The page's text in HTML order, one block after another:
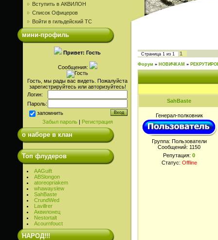
Вступить в АКВИЛОН
Список Офицеров
Войти в гильдейский ТС
мини-профиль
Привет: Гость
Сообщения:
Гость, мы рады вас видеть. Пожалуйста
зарегистрируйтесь или авторизуйтесь!
Логин:
Пароль:
запомнить
Забыл пароль| Регистрация
о наборе в клан
Топ флудеров
AAGuift
ABSlongon
atoreopriakem
whawayslew
SahBaste
CrundWed
Lavillrer
Аквилонец
Nestortalt
Acournfouct
НАРОД!!!
Страница 1 из 1 1
Форум » НОВИЧКАМ »
SahBaste
Генерал-полковник
Группа: Пользователи
Сообщений: 1150
Репутация: 0
Статус: Offline